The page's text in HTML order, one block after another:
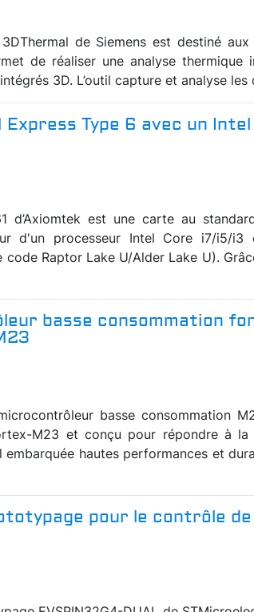
de Siemens est destiné
de réaliser une analyse thermique
3D. L’outil capture et analyse les
Express Type 6 avec un Intel
d’Axiomtek est une carte au
d'un processeur Intel Core i7/i5/i3
code Raptor Lake U/Alder Lake U).
basse consommation
basse consommation
M23 et conçu pour répondre à la
embarquée hautes performances et
pour le contrôle